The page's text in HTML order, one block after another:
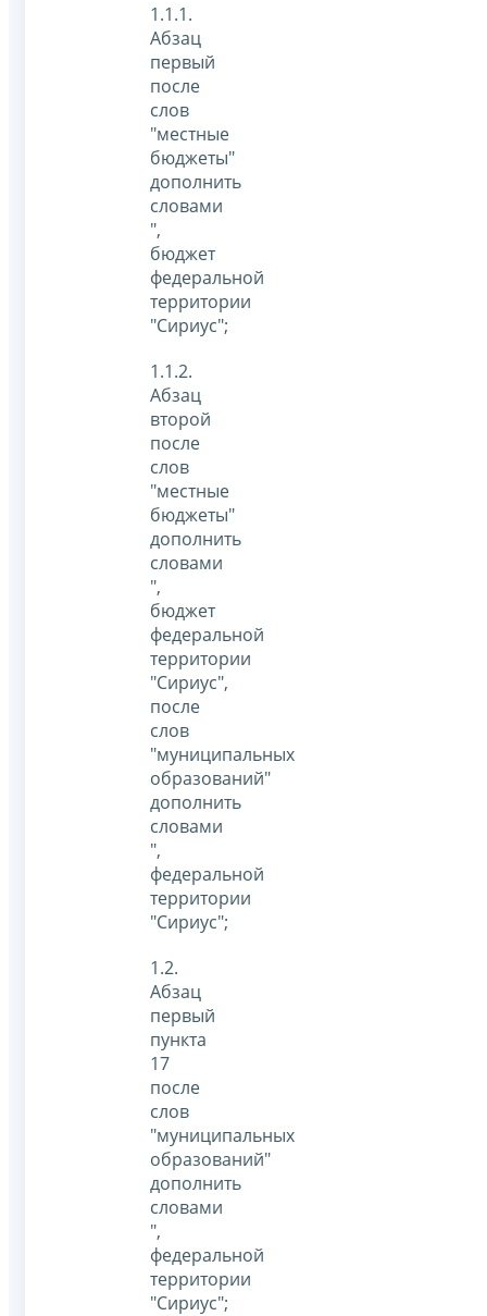
1.1.1.
Абзац
первый
после
слов
"местные
бюджеты"
дополнить
словами
",
бюджет
федеральной
территории
"Сириус";
1.1.2.
Абзац
второй
после
слов
"местные
бюджеты"
дополнить
словами
",
бюджет
федеральной
территории
"Сириус",
после
слов
"муниципальных
образований"
дополнить
словами
",
федеральной
территории
"Сириус";
1.2.
Абзац
первый
пункта
17
после
слов
"муниципальных
образований"
дополнить
словами
",
федеральной
территории
"Сириус";